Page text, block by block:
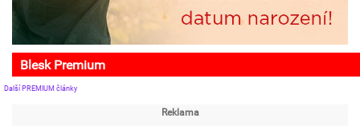
Blesk Premium
Další PREMIUM články